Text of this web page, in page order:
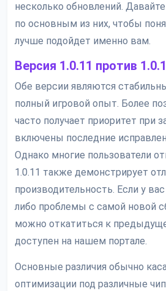
несколько обновлений.
по основным из них, чтобы
лучше подойдет именно вам.
Версия 1.0.11 против
Обе версии являются
полный игровой опыт. Более
часто получает приоритет при
включены последние
Однако многие пользователи
1.0.11 также демонстрирует
производительность. Если у
либо проблемы с самой новой
можно откатиться к
доступен на нашем портале.
Основные различия обычно
оптимизации под различные